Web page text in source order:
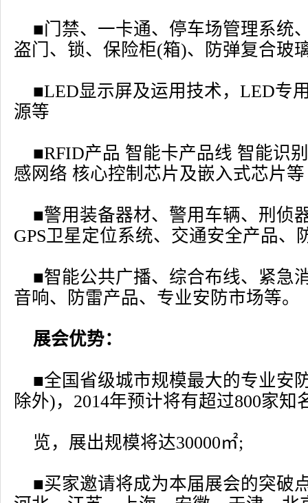
■门禁、一卡通、停车场管理系统
盗门、锁、保险柜(箱)、防弹复合玻
■LED显示屏及运用技术，LED专
源等
■RFID产品 智能卡产品线 智能识
感网络 核心控制芯片及嵌入式芯片等
■警用装备器材、警用车辆、刑侦
GPS卫星定位系统、交通安全产品、
■智能公共广播、综合布线、紧急
音响、防雷产品、专业安防市场等。
展会优势：
■全国省级城市规模最大的专业安
除外)，2014年预计将有超过800家知
览，展出规模将达30000㎡;
■买家邀请将成为本届展会的突破